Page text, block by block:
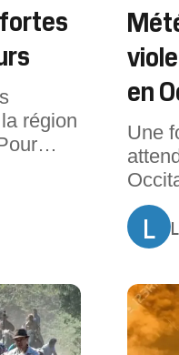
région
en
Une
sur
L